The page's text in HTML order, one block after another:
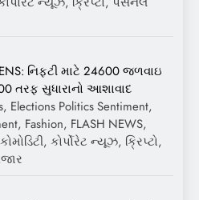
નિફ્ટી માટે 24600 જળવાઇ
તરફ સુધારાનો આશાવાદ
Elections Politics Sentiment,
Fashion, FLASH NEWS,
કોર્પોરેટ ન્યૂઝ, ક્રિપ્ટો,